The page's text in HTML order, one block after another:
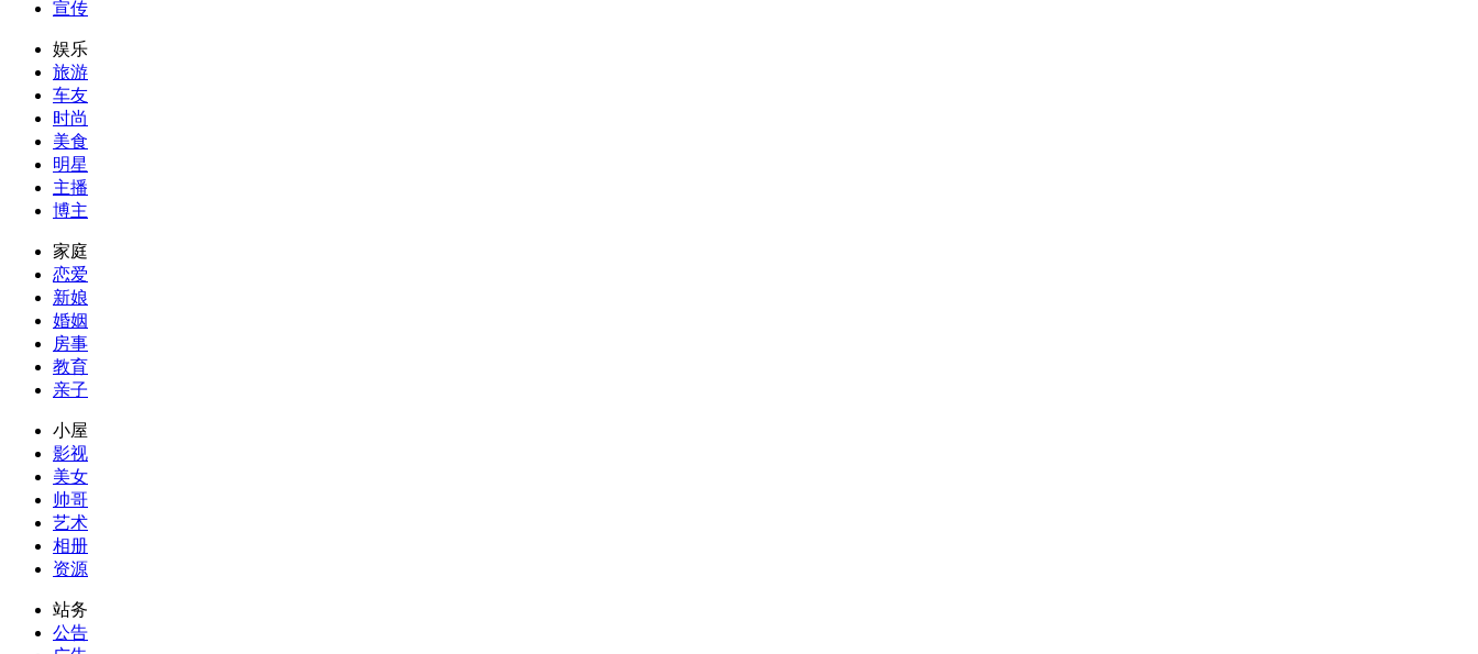
宣传
娱乐
旅游
车友
时尚
美食
明星
主播
博主
家庭
恋爱
新娘
婚姻
房事
教育
亲子
小屋
影视
美女
帅哥
艺术
相册
资源
站务
公告